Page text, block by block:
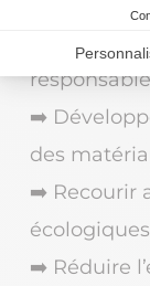
➡️ Créer
➡️
des
➡️ Recourir
écologiques
➡️ Réduire